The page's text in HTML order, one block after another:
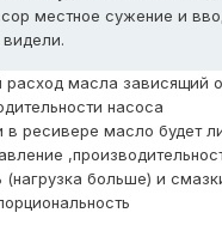
местное сужение и
масла зависящий
насоса
в ресивере масло будет
(нагрузка больше) и